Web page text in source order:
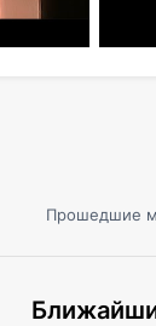
Прошедшие